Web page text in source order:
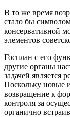
В то же время
стало бы
консервативной
элементов
Госплан с его
другие органы
задачей является
Поскольку новые
возвращение к
контроля за
органично